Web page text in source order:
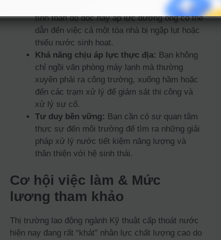
Một sai sót nhỏ trong
tính toán độ dốc hay áp lực đường ống có thể
dẫn đến việc cả một tòa nhà bị ngập lụt hoặc
thiếu nước sinh hoạt.
Khả năng chịu áp lực thực địa: Bạn không
chỉ ngồi văn phòng máy lạnh mà thường
xuyên phải ra công trường, xuống hầm hoặc
đến các trạm xử lý để giám sát thi công và
xử lý sự cố.
Tư duy bền vững: Bạn cần có sự quan tâm
thực sự đến môi trường để tìm ra những giải
pháp xử lý nước tiết kiệm năng lượng và
thân thiện với hệ sinh thái.
Cơ hội việc làm & Mức
lương tham khảo
Thị trường lao động ngành Kỹ thuật cấp thoát nước
hiện nay đang rất “khát” nhân lực chất lượng cao do